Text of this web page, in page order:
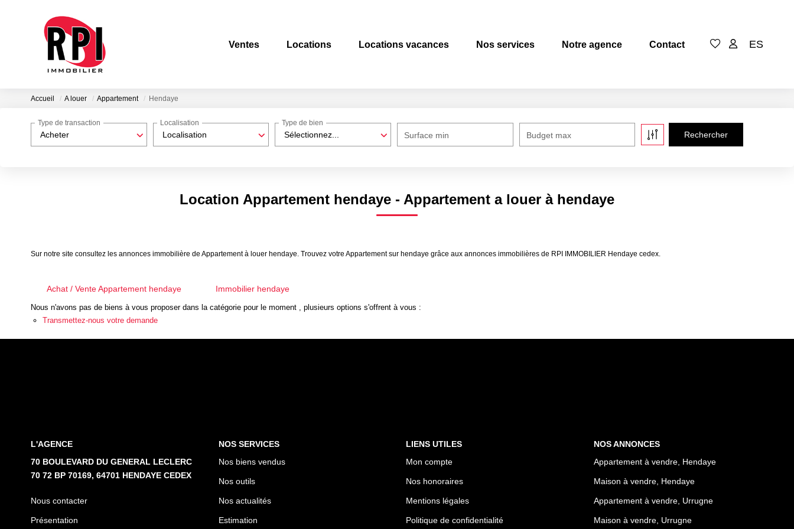
Ventes Locations Locations vacances Nos services Notre agence Contact ES
Accueil A louer Appartement Hendaye
Acheter
Type de transaction
Localisation
Localisation
Sélectionnez...
Type de bien
Surface min Budget max
Location Appartement hendaye - Appartement a louer à hendaye
Sur notre site consultez les annonces immobilière de Appartement à louer hendaye. Trouvez votre Appartement sur hendaye grâce aux annonces immobilières de RPI IMMOBILIER Hendaye cedex.
Achat / Vente Appartement hendaye Immobilier hendaye
Nous n'avons pas de biens à vous proposer dans la catégorie pour le moment , plusieurs options s'offrent à vous :
Transmettez-nous votre demande
L'AGENCE
70 BOULEVARD DU GENERAL LECLERC
70 72 BP 70169, 64701 HENDAYE CEDEX
Nous contacter
Présentation
NOS SERVICES
Nos biens vendus
Nos outils
Nos actualités
Estimation
LIENS UTILES
Mon compte
Nos honoraires
Mentions légales
Politique de confidentialité
NOS ANNONCES
Appartement à vendre, Hendaye
Maison à vendre, Hendaye
Appartement à vendre, Urrugne
Maison à vendre, Urrugne